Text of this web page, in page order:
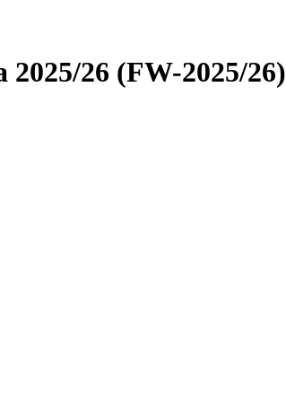
26 (FW-2025/26)